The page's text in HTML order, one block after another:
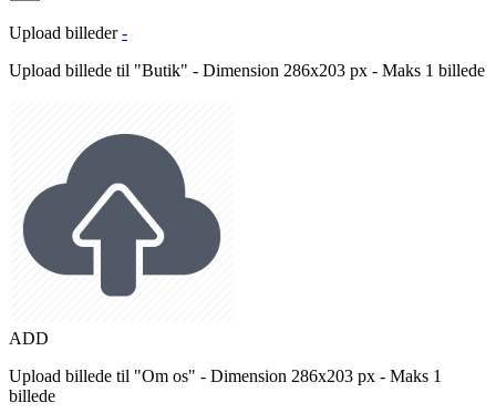
Upload billeder -
Upload billede til "Butik" - Dimension 286x203 px - Maks 1 billede
ADD
Upload billede til "Om os" - Dimension 286x203 px - Maks 1
billede